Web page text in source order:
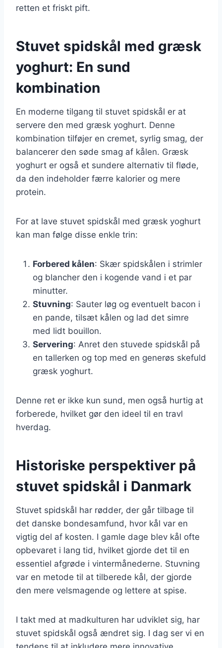
retten et friskt pift.
Stuvet spidskål med græsk
yoghurt: En sund
kombination
En moderne tilgang til stuvet spidskål er at
servere den med græsk yoghurt. Denne
kombination tilføjer en cremet, syrlig smag, der
balancerer den søde smag af kålen. Græsk
yoghurt er også et sundere alternativ til fløde,
da den indeholder færre kalorier og mere
protein.
For at lave stuvet spidskål med græsk yoghurt
kan man følge disse enkle trin:
Forbered kålen: Skær spidskålen i strimler
og blancher den i kogende vand i et par
minutter.
Stuvning: Sauter løg og eventuelt bacon i
en pande, tilsæt kålen og lad det simre
med lidt bouillon.
Servering: Anret den stuvede spidskål på
en tallerken og top med en generøs skefuld
græsk yoghurt.
Denne ret er ikke kun sund, men også hurtig at
forberede, hvilket gør den ideel til en travl
hverdag.
Historiske perspektiver på
stuvet spidskål i Danmark
Stuvet spidskål har rødder, der går tilbage til
det danske bondesamfund, hvor kål var en
vigtig del af kosten. I gamle dage blev kål ofte
opbevaret i lang tid, hvilket gjorde det til en
essentiel afgrøde i vintermånederne. Stuvning
var en metode til at tilberede kål, der gjorde
den mere velsmagende og lettere at spise.
I takt med at madkulturen har udviklet sig, har
stuvet spidskål også ændret sig. I dag ser vi en